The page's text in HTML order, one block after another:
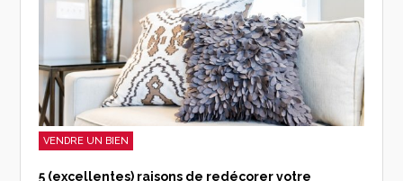
VENDRE UN BIEN
5 (excellentes) raisons de redécorer votre